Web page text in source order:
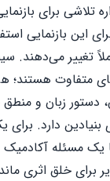
تلاشی برای
این بازنمایی
تغییر می‌دهند.
متفاوت هستند؛
دستور زبان و
دارد. برای
یک مسئله
برای خلق اثری